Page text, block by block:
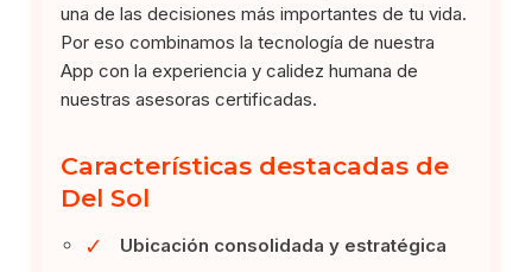
una de las decisiones más importantes de tu vida.
Por eso combinamos la tecnología de nuestra
App con la experiencia y calidez humana de
nuestras asesoras certificadas.
Características destacadas de
Del Sol
✓ Ubicación consolidada y estratégica